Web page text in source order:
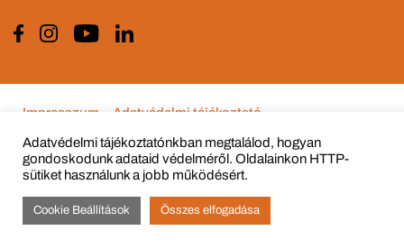
© Copyright 2015 - 2022 All Rights Reserved
Impresszum Adatvédelmi tájékoztató
Adatvédelmi tájékoztatónkban megtalálod, hogyan
gondoskodunk adataid védelméről. Oldalainkon HTTP-
sütiket használunk a jobb működésért.
Cookie Beállítások Összes elfogadása